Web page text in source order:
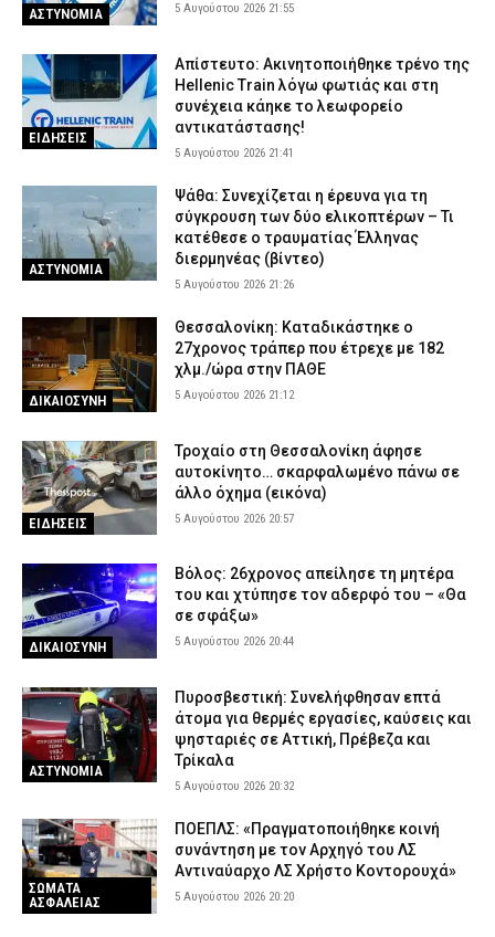
ΑΣΤΥΝΟΜΙΑ 5 Αυγούστου 2026 21:55
ΕΙΔΗΣΕΙΣ
Απίστευτο: Ακινητοποιήθηκε τρένο της
Hellenic Train λόγω φωτιάς και στη
συνέχεια κάηκε το λεωφορείο
αντικατάστασης!
5 Αυγούστου 2026 21:41
ΑΣΤΥΝΟΜΙΑ
Ψάθα: Συνεχίζεται η έρευνα για τη
σύγκρουση των δύο ελικοπτέρων – Τι
κατέθεσε ο τραυματίας Έλληνας
διερμηνέας (βίντεο)
5 Αυγούστου 2026 21:26
ΔΙΚΑΙΟΣΥΝΗ
Θεσσαλονίκη: Καταδικάστηκε ο
27χρονος τράπερ που έτρεχε με 182
χλμ./ώρα στην ΠΑΘΕ
5 Αυγούστου 2026 21:12
ΕΙΔΗΣΕΙΣ
Τροχαίο στη Θεσσαλονίκη άφησε
αυτοκίνητο… σκαρφαλωμένο πάνω σε
άλλο όχημα (εικόνα)
5 Αυγούστου 2026 20:57
ΔΙΚΑΙΟΣΥΝΗ
Βόλος: 26χρονος απείλησε τη μητέρα
του και χτύπησε τον αδερφό του – «Θα
σε σφάξω»
5 Αυγούστου 2026 20:44
ΑΣΤΥΝΟΜΙΑ
Πυροσβεστική: Συνελήφθησαν επτά
άτομα για θερμές εργασίες, καύσεις και
ψησταριές σε Αττική, Πρέβεζα και
Τρίκαλα
5 Αυγούστου 2026 20:32
ΣΩΜΑΤΑ
ΑΣΦΑΛΕΙΑΣ
ΠΟΕΠΛΣ: «Πραγματοποιήθηκε κοινή
συνάντηση με τον Αρχηγό του ΛΣ
Αντιναύαρχο ΛΣ Χρήστο Κοντορουχά»
5 Αυγούστου 2026 20:20